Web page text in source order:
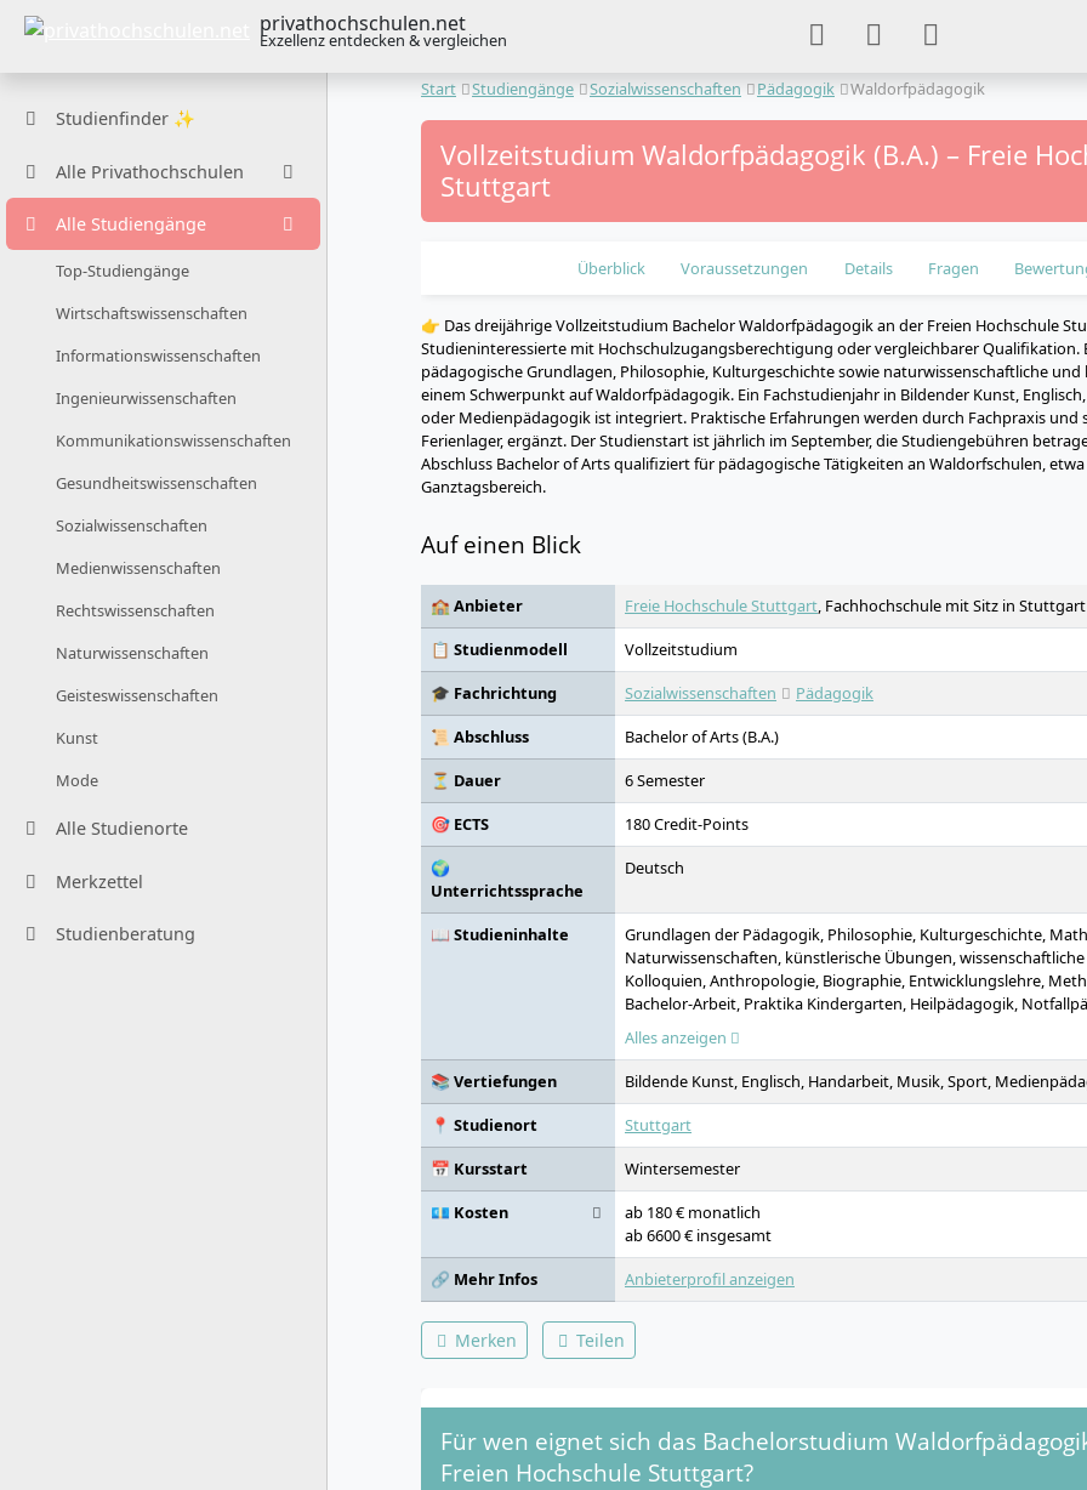
privathochschulen.net
Exzellenz entdecken & vergleichen
Studienfinder ✨
Alle Privathochschulen
Alle Studiengänge
Top-Studiengänge
Wirtschaftswissenschaften
Informationswissenschaften
Ingenieurwissenschaften
Kommunikationswissenschaften
Gesundheitswissenschaften
Sozialwissenschaften
Medienwissenschaften
Rechtswissenschaften
Naturwissenschaften
Geisteswissenschaften
Kunst
Mode
Alle Studienorte
Merkzettel
Studienberatung
Start Studiengänge Sozialwissenschaften Pädagogik Waldorfpädagogik
Vollzeitstudium Waldorfpädagogik (B.A.) – Freie
Stuttgart
Überblick Voraussetzungen Details Fragen
👉 Das dreijährige Vollzeitstudium Bachelor Waldorfpädagogik an der Freien Hochschule
Studieninteressierte mit Hochschulzugangsberechtigung oder vergleichbarer Qualifikation.
pädagogische Grundlagen, Philosophie, Kulturgeschichte sowie naturwissenschaftliche
einem Schwerpunkt auf Waldorfpädagogik. Ein Fachstudienjahr in Bildender Kunst,
oder Medienpädagogik ist integriert. Praktische Erfahrungen werden durch Fachpraxis und
Ferienlager, ergänzt. Der Studienstart ist jährlich im September, die Studiengebühren
Abschluss Bachelor of Arts qualifiziert für pädagogische Tätigkeiten an Waldorfschulen,
Ganztagsbereich.
Auf einen Blick
🏫 Anbieter Freie Hochschule Stuttgart, Fachhochschule mit Sitz in Stuttgart
📋 Studienmodell
Vollzeitstudium
🎓 Fachrichtung
Sozialwissenschaften
Pädagogik
📜 Abschluss
Bachelor of Arts (B.A.)
⏳ Dauer
6 Semester
🎯 ECTS
180 Credit-Points
🌍
Unterrichtssprache
Deutsch
📖 Studieninhalte
Grundlagen der Pädagogik, Philosophie, Kulturgeschichte,
Naturwissenschaften, künstlerische Übungen,
Kolloquien, Anthropologie, Biographie, Entwicklungslehre,
Bachelor-Arbeit, Praktika Kindergarten, Heilpädagogik,
Erlebnispädagogik, Medienpädagogik, Kunst- und Kulturprojekt
Alles anzeigen
📚 Vertiefungen
Bildende Kunst, Englisch, Handarbeit, Musik, Sport,
📍 Studienort
Stuttgart
📅 Kursstart
Wintersemester
💶 Kosten
ab 180 € monatlich
ab 6600 € insgesamt
🔗 Mehr Infos
Anbieterprofil anzeigen
Merken Teilen
Für wen eignet sich das Bachelorstudium
Freien Hochschule Stuttgart?